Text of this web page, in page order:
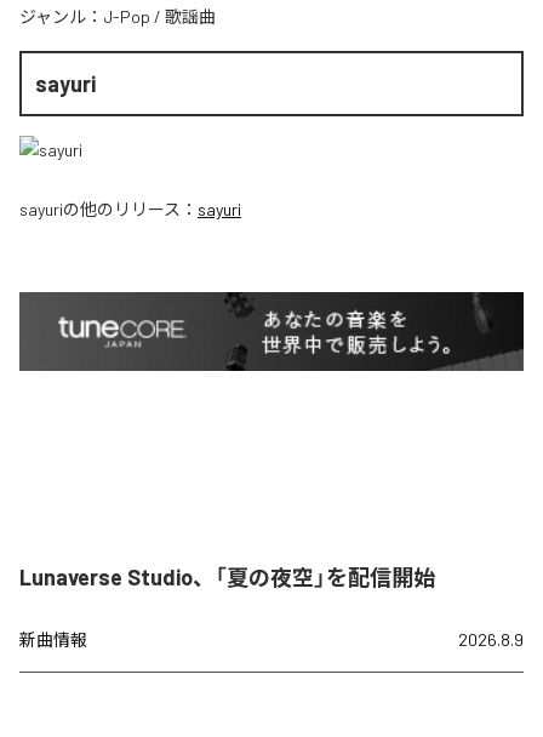
ジャンル： J-Pop / 歌謡曲
sayuri
sayuriの他のリリース： sayuri
Lunaverse Studio、「夏の夜空」を配信開始
新曲情報 2026.8.9